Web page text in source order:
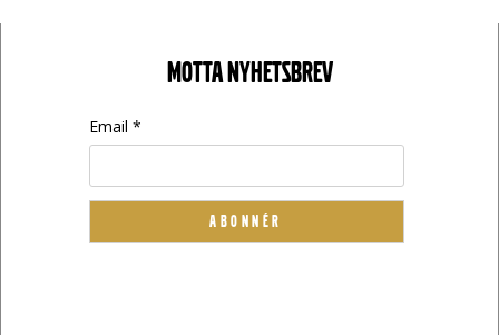
MOTTA NYHETSBREV
Email *